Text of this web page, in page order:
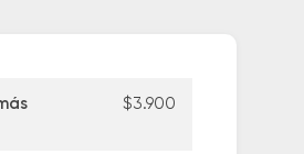
$3.900